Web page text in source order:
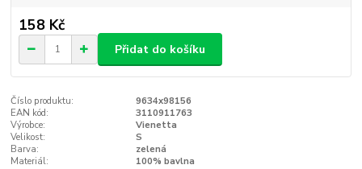
158 Kč
Přidat do košíku
Číslo produktu:
9634x98156
EAN kód:
3110911763
Výrobce:
Vienetta
Velikost:
S
Barva:
zelená
Materiál:
100% bavlna